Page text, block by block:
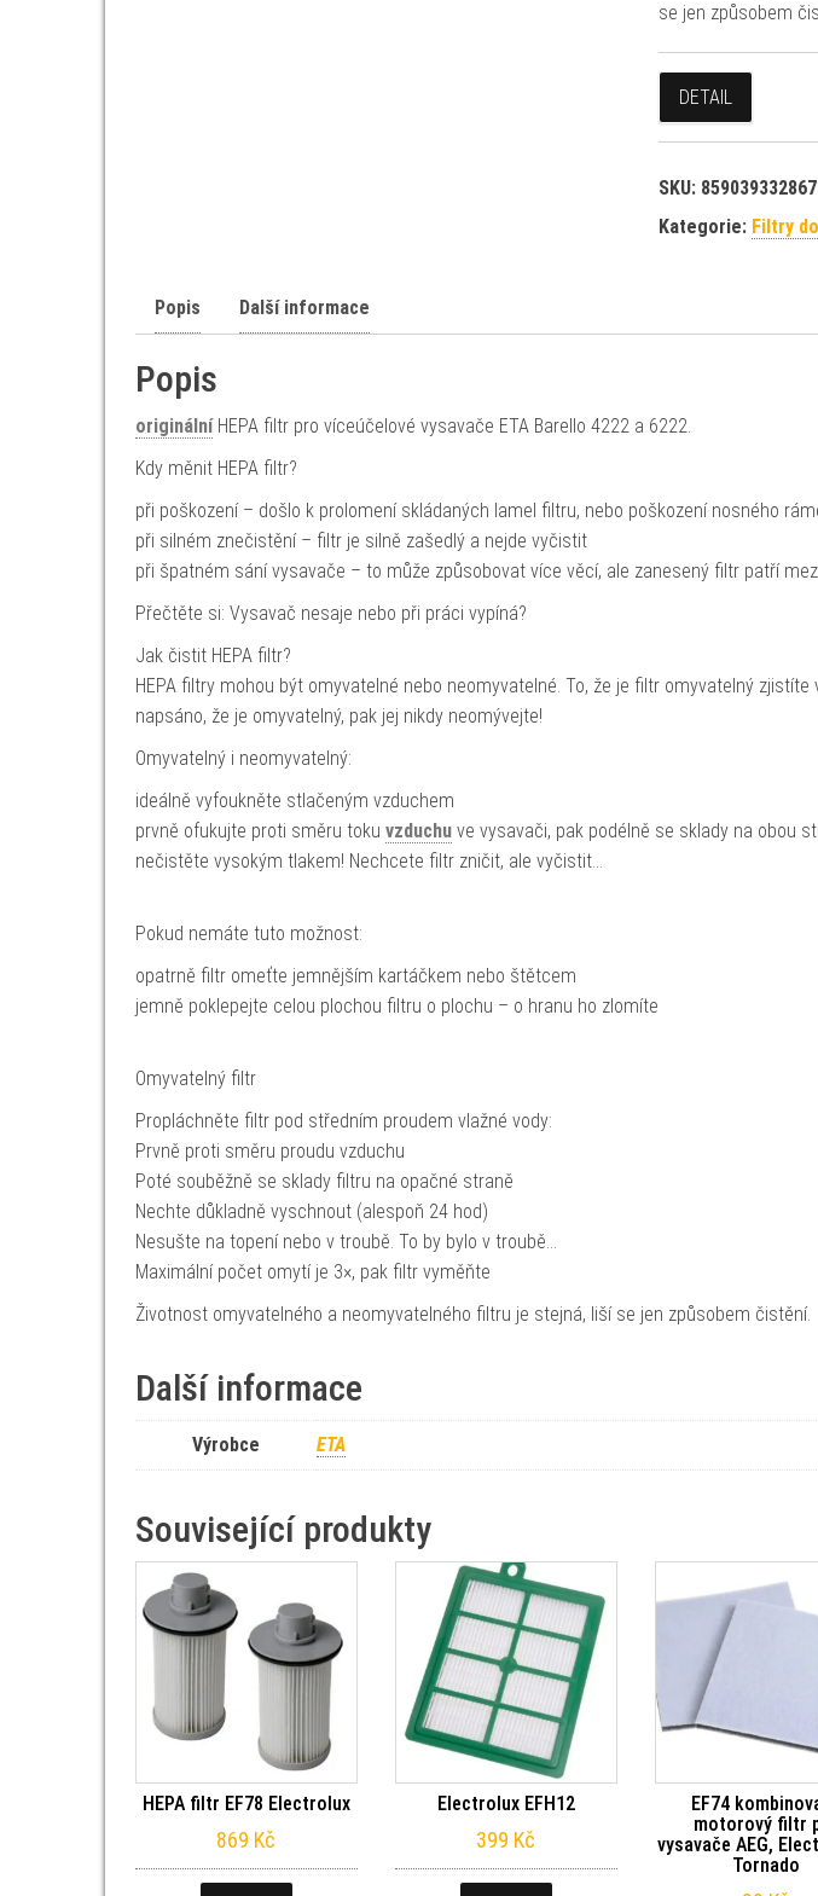
se jen způsobem
DETAIL
SKU:
Kategorie: Filtry
Popis Další informace
Popis
originálníHEPA filtr pro víceúčelové vysavače ETA Barello 4222 a 6222.
Kdy měnit HEPA filtr?
při poškození – došlo k prolomení skládaných lamel filtru, nebo poškození nosného
při silném znečistění – filtr je silně zašedlý a nejde vyčistit
při špatném sání vysavače – to může způsobovat více věcí, ale zanesený filtr patří
Přečtěte si: Vysavač nesaje nebo při práci vypíná?
Jak čistit HEPA filtr?
HEPA filtry mohou být omyvatelné nebo neomyvatelné. To, že je filtr omyvatelný zjistíte
napsáno, že je omyvatelný, pak jej nikdy neomývejte!
Omyvatelný i neomyvatelný:
ideálně vyfoukněte stlačeným vzduchem
prvně ofukujte proti směru toku vzduchu ve vysavači, pak podélně se sklady na obou
nečistěte vysokým tlakem! Nechcete filtr zničit, ale vyčistit…
Pokud nemáte tuto možnost:
opatrně filtr omeťte jemnějším kartáčkem nebo štětcem
jemně poklepejte celou plochou filtru o plochu – o hranu ho zlomíte
Omyvatelný filtr
Propláchněte filtr pod středním proudem vlažné vody:
Prvně proti směru proudu vzduchu
Poté souběžně se sklady filtru na opačné straně
Nechte důkladně vyschnout (alespoň 24 hod)
Nesušte na topení nebo v troubě. To by bylo v troubě…
Maximální počet omytí je 3×, pak filtr vyměňte
Životnost omyvatelného a neomyvatelného filtru je stejná, liší se jen způsobem čistění.
Další informace
Výrobce ETA
Související produkty
HEPA filtr EF78 Electrolux
869 Kč
Electrolux EFH12
399 Kč
EF74
motorový filtr
vysavače AEG,
Tornado